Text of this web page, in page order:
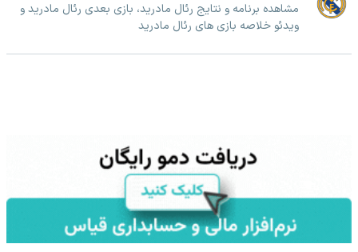
مشاهده برنامه و نتایج رئال مادرید، بازی بعدی رئال مادرید و
ویدئو خلاصه بازی های رئال مادرید